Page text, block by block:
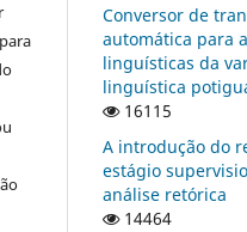
Conversor de
automática para
linguísticas da
linguística
16115
A introdução do
estágio
análise retórica
14464